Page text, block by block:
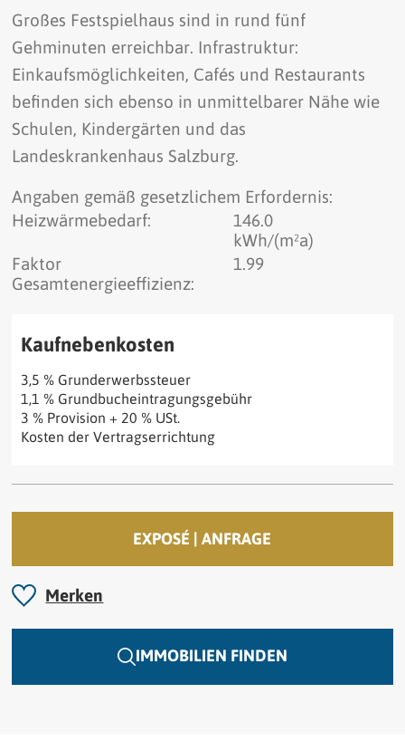
Großes Festspielhaus sind in rund fünf
Gehminuten erreichbar. Infrastruktur:
Einkaufsmöglichkeiten, Cafés und Restaurants
befinden sich ebenso in unmittelbarer Nähe wie
Schulen, Kindergärten und das
Landeskrankenhaus Salzburg.
Angaben gemäß gesetzlichem Erfordernis:
Heizwärmebedarf:
146.0
kWh/(m²a)
Faktor
Gesamtenergieeffizienz:
1.99
Kaufnebenkosten
3,5 % Grunderwerbssteuer
1,1 % Grundbucheintragungsgebühr
3 % Provision + 20 % USt.
Kosten der Vertragserrichtung
EXPOSÉ | ANFRAGE
Merken
IMMOBILIEN FINDEN